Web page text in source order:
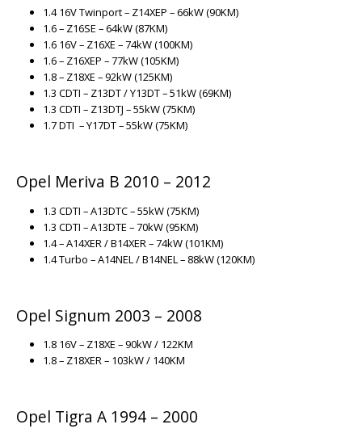
1.4 16V Twinport – Z14XEP – 66kW (90KM)
1.6 – Z16SE – 64kW (87KM)
1.6 16V – Z16XE – 74kW (100KM)
1.6 – Z16XEP – 77kW (105KM)
1.8 – Z18XE – 92kW (125KM)
1.3 CDTI – Z13DT / Y13DT – 51kW (69KM)
1.3 CDTI – Z13DTJ – 55kW (75KM)
1.7 DTI – Y17DT – 55kW (75KM)
Opel Meriva B 2010 – 2012
1.3 CDTI – A13DTC – 55kW (75KM)
1.3 CDTI – A13DTE – 70kW (95KM)
1.4 – A14XER / B14XER – 74kW (101KM)
1.4 Turbo – A14NEL / B14NEL – 88kW (120KM)
Opel Signum 2003 – 2008
1.8 16V – Z18XE – 90kW / 122KM
1.8 – Z18XER – 103kW / 140KM
Opel Tigra A 1994 – 2000